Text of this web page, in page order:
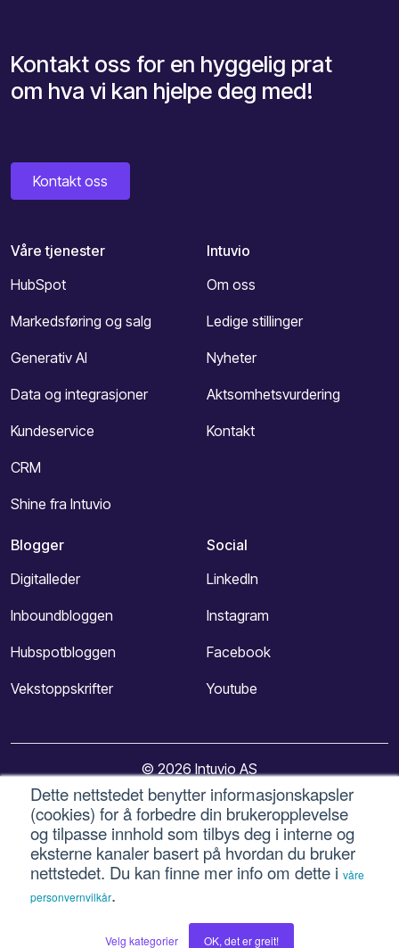
Dette nettstedet benytter informasjonskapsler
(cookies) for å forbedre din brukeropplevelse
og tilpasse innhold som tilbys deg i interne og
eksterne kanaler basert på hvordan du bruker
nettstedet. Du kan finne mer info om dette i våre
personvernvilkår.
Velg kategorier OK, det er greit!
Kontakt oss for en hyggelig prat
om hva vi kan hjelpe deg med!
Kontakt oss
Våre tjenester
HubSpot
Markedsføring og salg
Generativ AI
Data og integrasjoner
Kundeservice
CRM
Shine fra Intuvio
Intuvio
Om oss
Ledige stillinger
Nyheter
Aktsomhetsvurdering
Kontakt
Blogger
Digitalleder
Inboundbloggen
Hubspotbloggen
Vekstoppskrifter
Social
LinkedIn
Instagram
Facebook
Youtube
© 2026 Intuvio AS
Personvern og vilkår for bruk-Bruk av informasjonskapsler
-Cookie-innstillinger